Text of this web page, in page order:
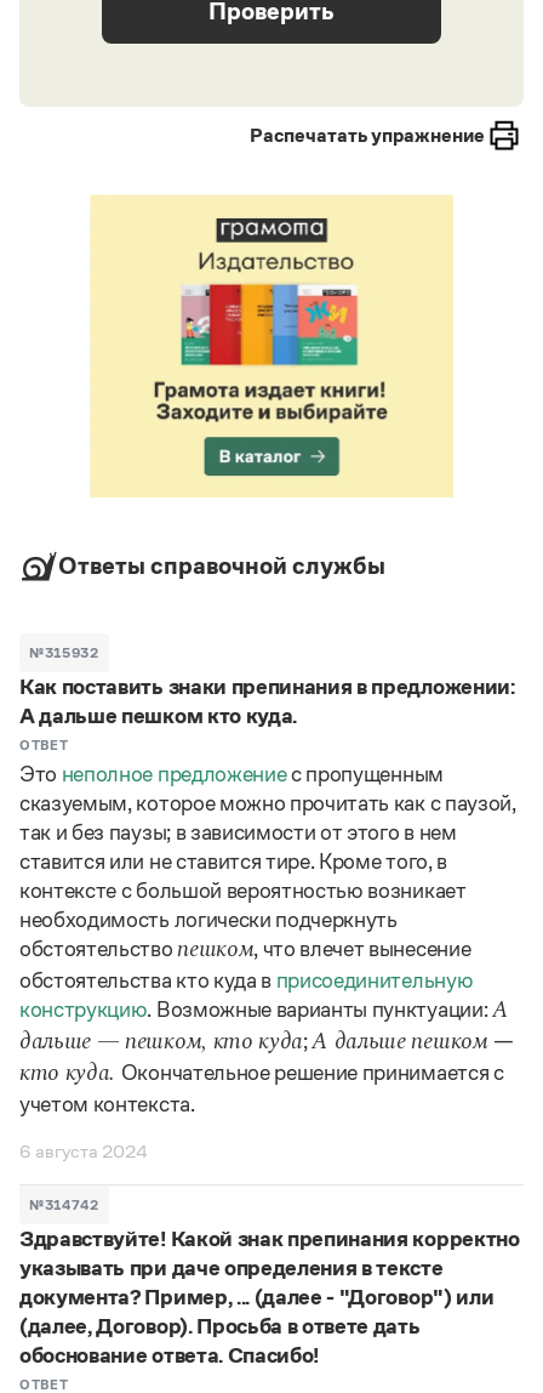
Распечатать упражнение
Ответы справочной службы
№315932
Как поставить знаки препинания в предложении:
А дальше пешком кто куда.
ОТВЕТ
Это неполное предложениес пропущенным
сказуемым, которое можно прочитать как с паузой,
так и без паузы; в зависимости от этого в нем
ставится или не ставится тире. Кроме того, в
контексте с большой вероятностью возникает
необходимость логически подчеркнуть
обстоятельство пешком, что влечет вынесение
обстоятельства кто куда в присоединительную
конструкцию. Возможные варианты пунктуации:А
дальше — пешком, кто куда;А дальше пешком —
кто куда. Окончательное решение принимается с
учетом контекста.
6 августа 2024
№314742
Здравствуйте! Какой знак препинания корректно
указывать при даче определения в тексте
документа? Пример, ... (далее - "Договор") или
(далее, Договор). Просьба в ответе дать
обоснование ответа. Спасибо!
ОТВЕТ